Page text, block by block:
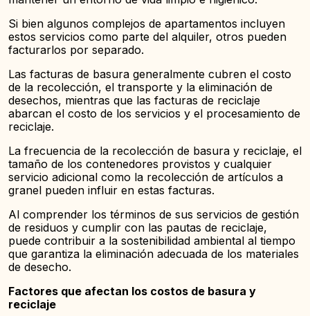
Si bien algunos complejos de apartamentos incluyen
estos servicios como parte del alquiler, otros pueden
facturarlos por separado.
Las facturas de basura generalmente cubren el costo
de la recolección, el transporte y la eliminación de
desechos, mientras que las facturas de reciclaje
abarcan el costo de los servicios y el procesamiento de
reciclaje.
La frecuencia de la recolección de basura y reciclaje, el
tamaño de los contenedores provistos y cualquier
servicio adicional como la recolección de artículos a
granel pueden influir en estas facturas.
Al comprender los términos de sus servicios de gestión
de residuos y cumplir con las pautas de reciclaje,
puede contribuir a la sostenibilidad ambiental al tiempo
que garantiza la eliminación adecuada de los materiales
de desecho.
Factores que afectan los costos de basura y
reciclaje